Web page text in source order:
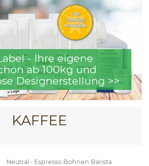
- Ihre eigene
ab 100kg und
Designerstellung >>
KAFFEE
Neutral - Espresso Bohnen Barista